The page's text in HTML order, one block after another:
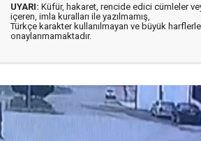
UYARI: Küfür, hakaret, rencide edici cümleler
içeren, imla kuralları ile yazılmamış,
Türkçe karakter kullanılmayan ve büyük
onaylanmamaktadır.